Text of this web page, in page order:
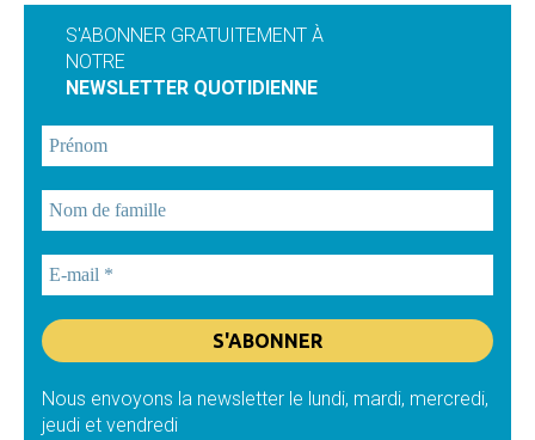
S'ABONNER GRATUITEMENT À
NOTRE
NEWSLETTER QUOTIDIENNE
Nous envoyons la newsletter le lundi, mardi, mercredi,
jeudi et vendredi